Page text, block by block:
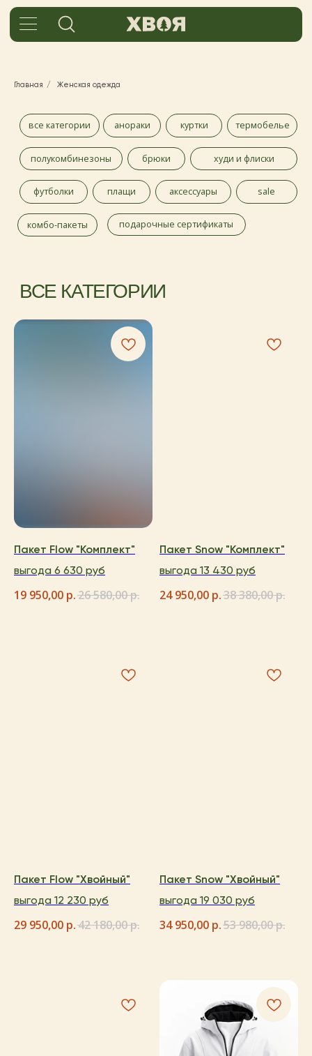
Главная / Женская одежда
все категории
комбо-пакеты
анораки
подарочные сертификаты
sale
плащи
полукомбинезоны брюки худи и флиски
аксессуары
футболки
ВСЕ КАТЕГОРИИ
Пакет Flow "Комплект"
выгода 6 630 руб
19 950,00 р.26 580,00р.
Пакет Snow "Комплект"
выгода 13 430 руб
24 950,00 р.38 380,00р.
Пакет Flow "Хвойный"
выгода 12 230 руб
29 950,00 р.42 180,00р.
Пакет Snow "Хвойный"
выгода 19 030 руб
34 950,00 р.53 980,00р.